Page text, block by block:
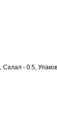
- 0.5,